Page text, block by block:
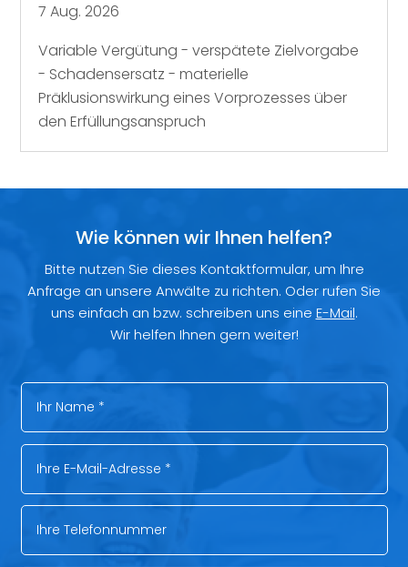
7 Aug. 2026
Variable Vergütung - verspätete Zielvorgabe
- Schadensersatz - materielle
Präklusionswirkung eines Vorprozesses über
den Erfüllungsanspruch
Wie können wir Ihnen helfen?
Bitte nutzen Sie dieses Kontaktformular, um Ihre
Anfrage an unsere Anwälte zu richten. Oder rufen Sie
uns einfach an bzw. schreiben uns eine E-Mail.
Wir helfen Ihnen gern weiter!